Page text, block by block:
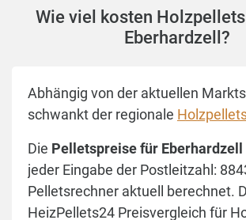
Wie viel kosten
Eberhardzell?
Abhängig von der aktuellen
schwankt der regionale
Die Pelletspreise für Eberhardzell
jeder Eingabe der Postleitzahl:
Pelletsrechner aktuell berechnet.
HeizPellets24 Preisvergleich für